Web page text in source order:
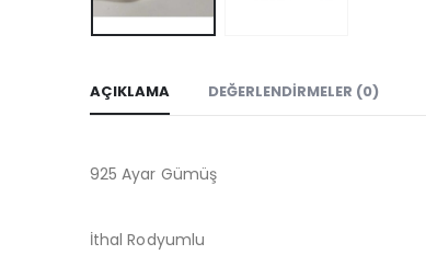
AÇIKLAMA DEĞERLENDIRMELER (0)
925 Ayar Gümüş
İthal Rodyumlu